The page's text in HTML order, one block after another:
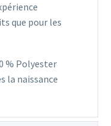
que pour les
% Polyester
la naissance